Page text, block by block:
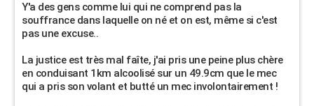
Y'a des gens comme lui qui ne comprend pas la
souffrance dans laquelle on né et on est, même si c'est
pas une excuse..
La justice est très mal faîte, j'ai pris une peine plus chère
en conduisant 1km alcoolisé sur un 49.9cm que le mec
qui a pris son volant et butté un mec involontairement !